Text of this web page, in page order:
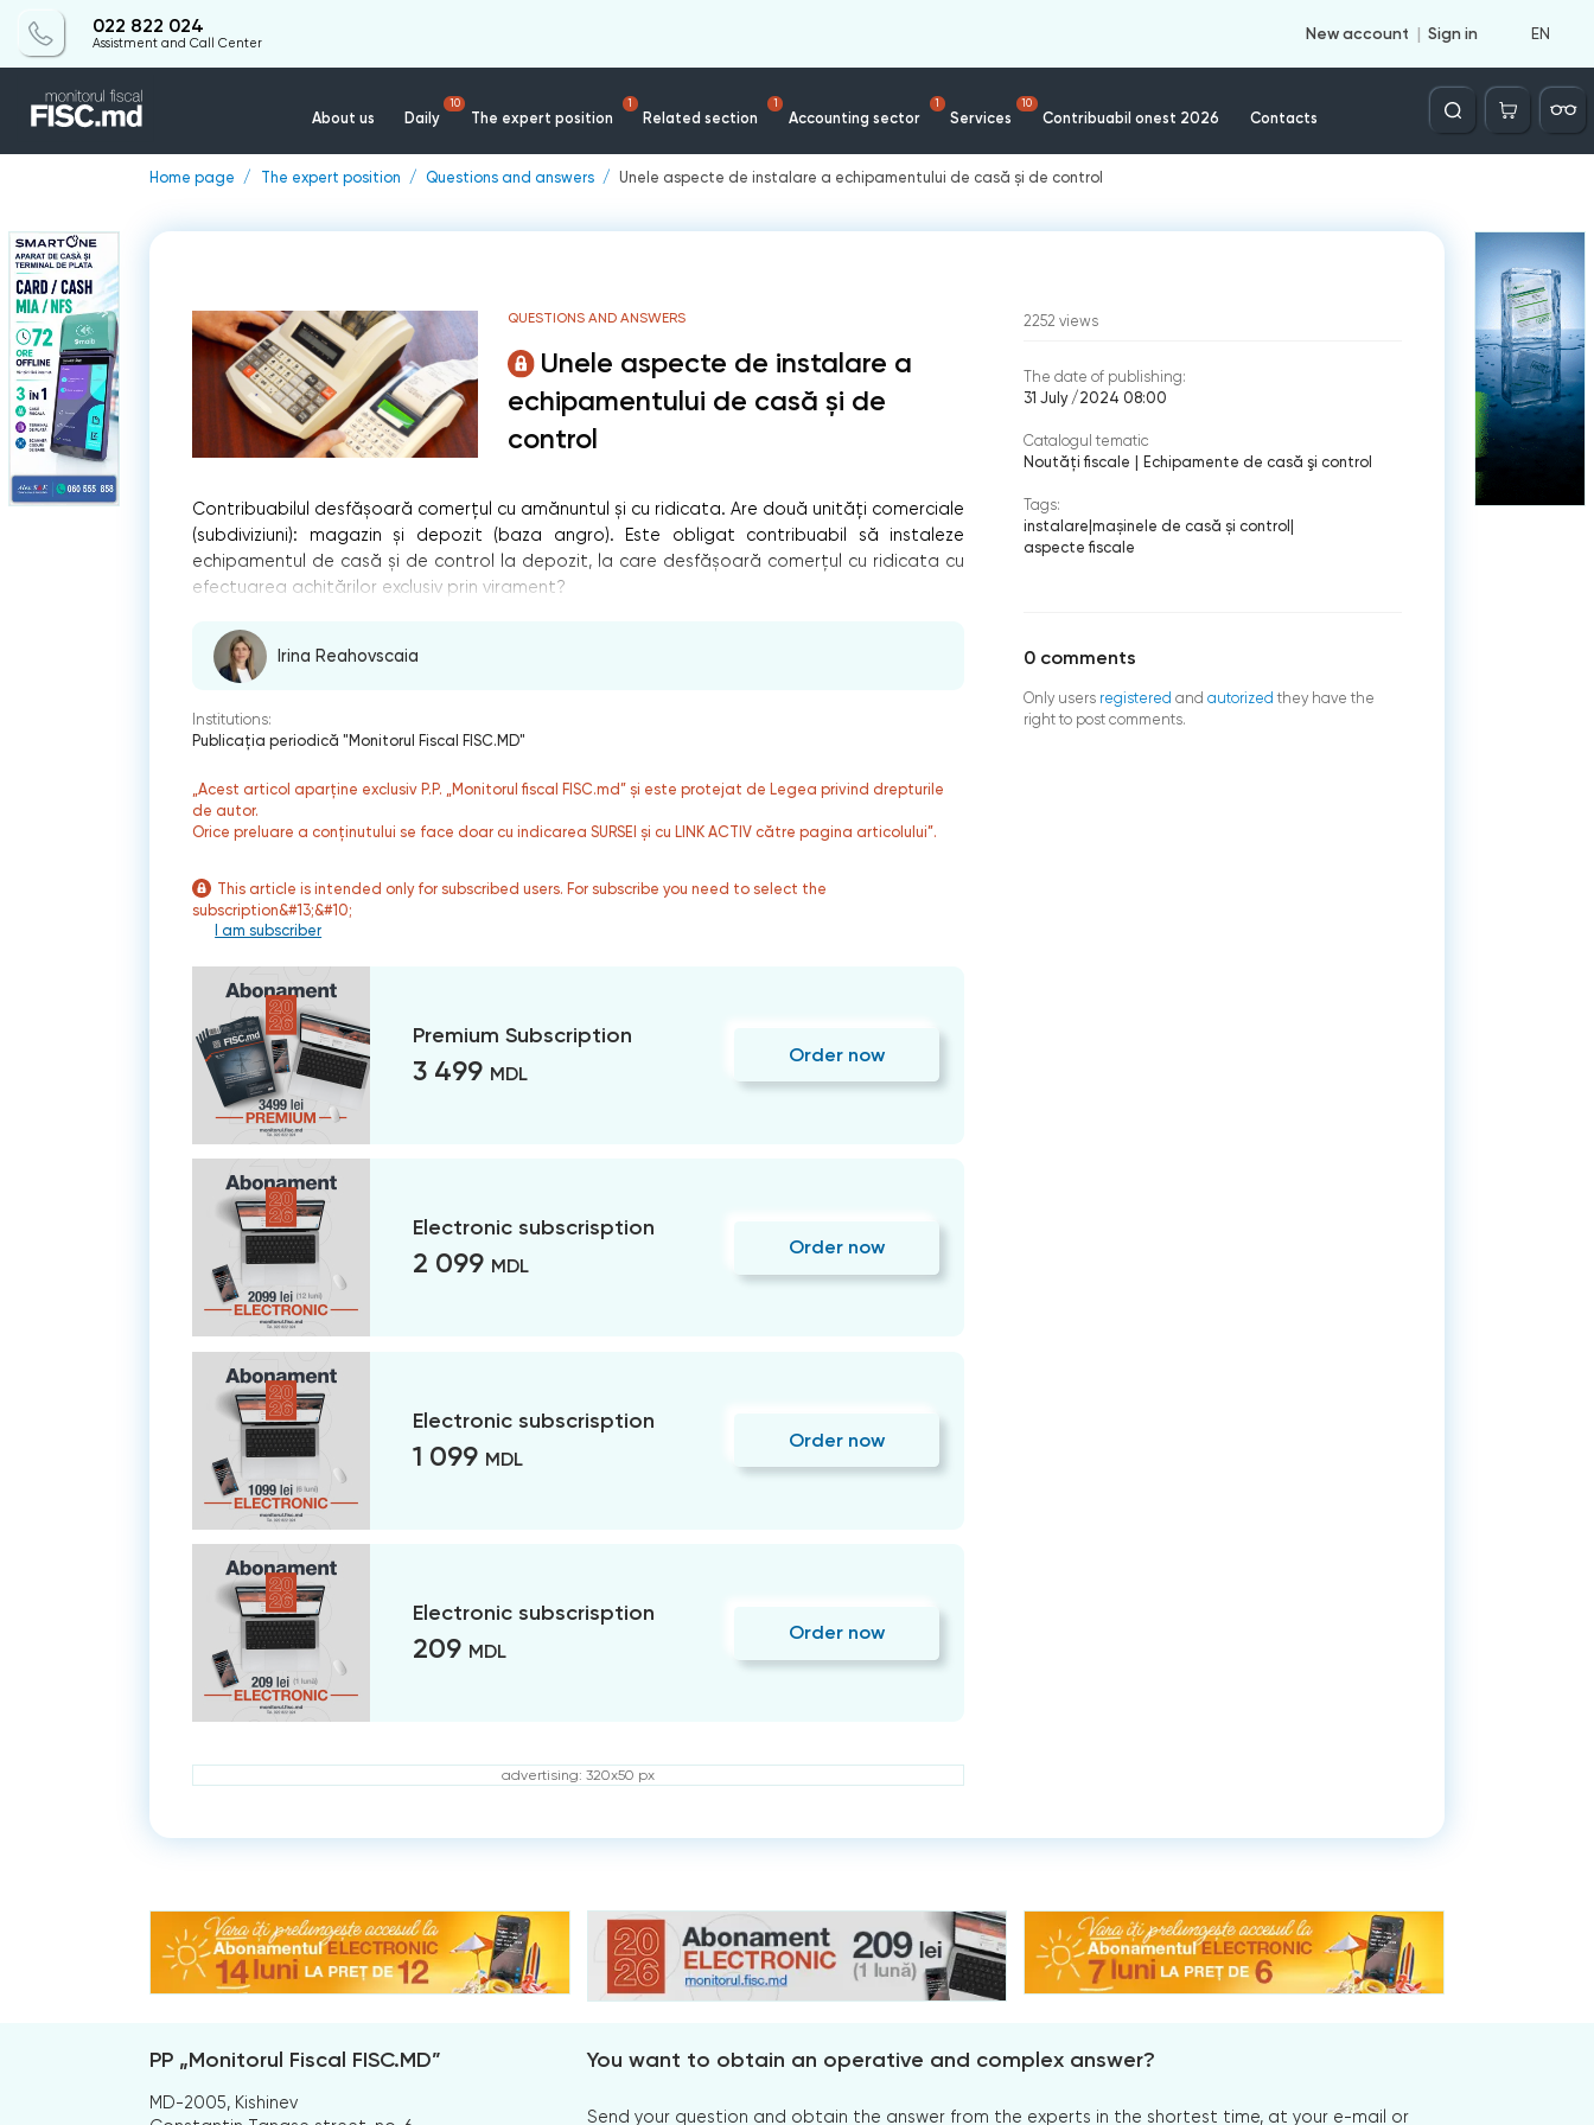
022 822 024
Assistment and Call Center
New account Sign in EN
About us Daily
10
The expert position
1
Related section
1
Accounting sector
1
Services
10
Contribuabil onest 2026 Contacts
Căutare
Home page The expert position Questions and answers Unele aspecte de instalare a echipamentului de casă și de control
QUESTIONS AND ANSWERS
Unele aspecte de instalare a
echipamentului de casă și de
control
Contribuabilul desfășoară comerțul cu amănuntul și cu ridicata. Are două unități comerciale
(subdiviziuni): magazin și depozit (baza angro). Este obligat contribuabil să instaleze
echipamentul de casă și de control la depozit, la care desfășoară comerțul cu ridicata cu
efectuarea achitărilor exclusiv prin virament?
Irina Reahovscaia
Institutions:
Publicaţia periodică "Monitorul Fiscal FISC.MD"
„Acest articol aparține exclusiv P.P. „Monitorul fiscal FISC.md” și este protejat de Legea privind drepturile
de autor.
Orice preluare a conținutului se face doar cu indicarea SURSEI și cu LINK ACTIV către pagina articolului”.
This article is intended only for subscribed users. For subscribe you need to select the
subscription&#13;&#10;
I am subscriber
Premium Subscription
3 499 MDL
Order now
Electronic subscrisption
2 099 MDL
Order now
Electronic subscrisption
1 099 MDL
Order now
Electronic subscrisption
209 MDL
Order now
advertising: 320x50 px
2252 views
The date of publishing:
31 July /2024 08:00
Catalogul tematic
Noutăți fiscale
Echipamente de casă şi control
Tags:
instalare mașinele de casă și control
aspecte fiscale
0 comments
Only users registered and autorized they have the
right to post comments.
PP „Monitorul Fiscal FISC.MD”
MD-2005, Kishinev
You want to obtain an operative and complex answer?
Send your question and obtain the answer from the experts in the shortest time, at your e-mail or